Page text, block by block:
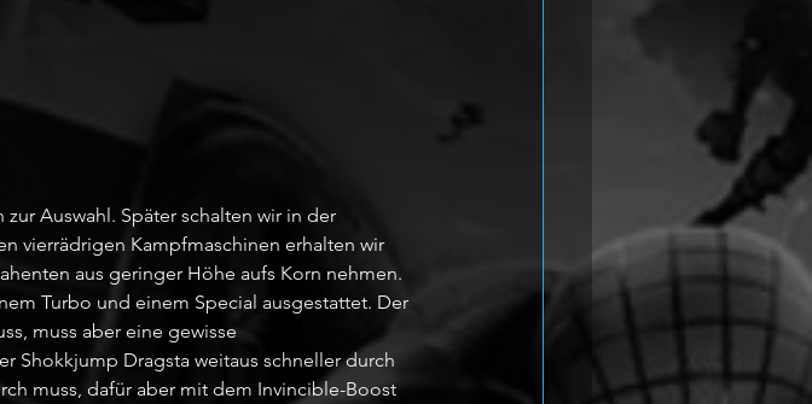
Auswahl. Später schalten wir in der
vierrädrigen Kampfmaschinen erhalten wir
aus geringer Höhe aufs Korn nehmen.
Turbo und einem Special ausgestattet. Der
muss aber eine gewisse
Shokkjump Dragsta weitaus schneller durch
muss, dafür aber mit dem Invincible-Boost